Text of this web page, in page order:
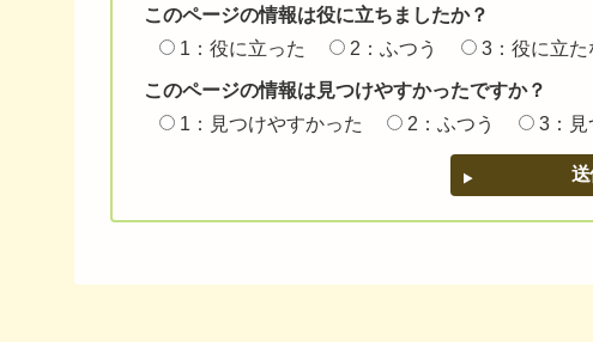
このページの情報は役に立ちましたか？
1：役に立った
2：ふつう 3：役に立た
このページの情報は見つけやすかったですか？
1：見つけやすかった
2：ふつう 3：見